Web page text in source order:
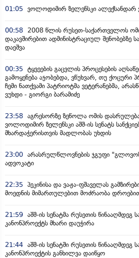
01:05 ვოლოდიმირ ზელენსკი ალექსანდარ
00:58
2008 წლის რუსეთ-საქართველოს
დაკავშირებით ადმინისტრაციულ შენობებზე
დაეშვა
00:35 ტყვეების გაცვლის პროცესების
გამოყენება აჯობებდა, ვწუხვარ, თუ ქოცური
ჩემი ნათქვამი პატრიოტმა ვეტერანებმა,
ვუხდი - გიორგი ბარამიძე
23:58 აგრესორზე ზეწოლა ომის
ვოლოდიმირ ზელენსკი აშშ-ის სენატს
მხარდაჭერისთვის მადლობას უხდის
23:00 არასრულწლოვნების ჯგუფი
ადვოკატი
22:35 პეკინისა და ვაჟა-ფშაველას
მოედნის მიმართულებით მოძრაობა
21:59 აშშ-ის სენატმა რუსეთის წინააღმდეგ
კანონპროექტს მხარი დაუჭირა
21:44 აშშ-ის სენატში რუსეთის წინააღმდეგ
კანონპროექტის განხილვა დაიწყო